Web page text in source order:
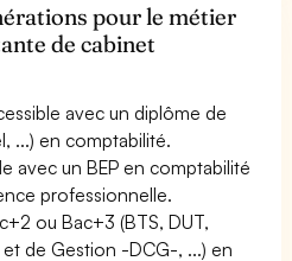
pour le métier
de cabinet
avec un diplôme de
...) en comptabilité.
avec un BEP en comptabilité
professionnelle.
ou Bac+3 (BTS, DUT,
de Gestion -DCG-, ...) en